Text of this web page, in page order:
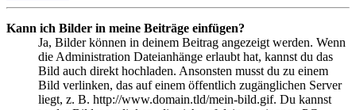
Kann ich Bilder in meine Beiträge einfügen?
Ja, Bilder können in deinem Beitrag angezeigt werden. Wenn
die Administration Dateianhänge erlaubt hat, kannst du das
Bild auch direkt hochladen. Ansonsten musst du zu einem
Bild verlinken, das auf einem öffentlich zugänglichen Server
liegt, z. B. http://www.domain.tld/mein-bild.gif. Du kannst